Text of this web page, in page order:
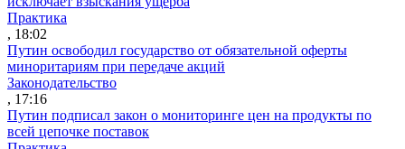
Практика
, 18:02
Путин освободил государство от обязательной оферты
миноритариям при передаче акций
Законодательство
, 17:16
Путин подписал закон о мониторинге цен на продукты по
всей цепочке поставок